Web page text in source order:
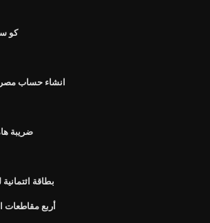
كو
انشاء حساب
ضريبة
بطاقة
أربع مقاطعات